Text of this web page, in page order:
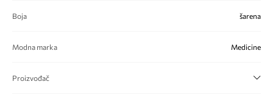
Boja šarena
Modna marka Medicine
Proizvođač